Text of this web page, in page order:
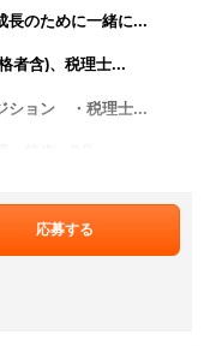
長のために一緒に...
者含)、税理士...
ション ・税理士...
徒歩 8分
月給 3...
応募する